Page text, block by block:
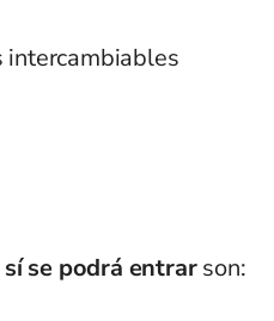
intercambiables
sí se podrá entrarson: